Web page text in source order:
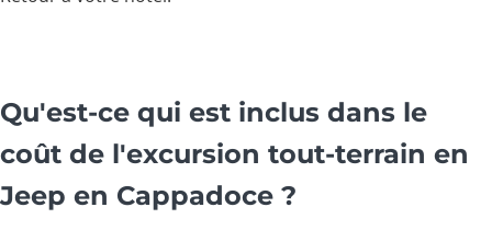
Qu'est-ce qui est inclus dans le
coût de l'excursion tout-terrain en
Jeep en Cappadoce ?